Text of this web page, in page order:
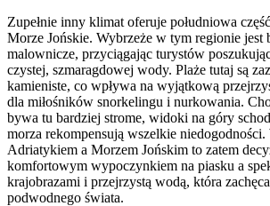
Zupełnie inny klimat oferuje południowa
Morze Jońskie. Wybrzeże w tym regionie jest
malownicze, przyciągając turystów
czystej, szmaragdowej wody. Plaże tutaj są
kamieniste, co wpływa na wyjątkową
dla miłośników snorkelingu i nurkowania.
bywa tu bardziej strome, widoki na góry
morza rekompensują wszelkie
Adriatykiem a Morzem Jońskim to zatem
komfortowym wypoczynkiem na piasku a
krajobrazami i przejrzystą wodą, która
podwodnego świata.